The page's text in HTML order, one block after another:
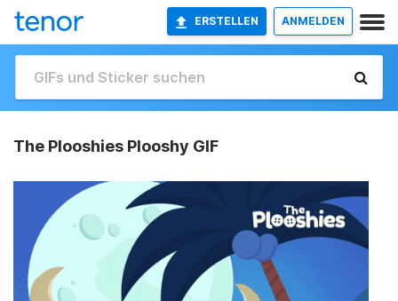
ERSTELLEN ANMELDEN
The Plooshies Plooshy GIF